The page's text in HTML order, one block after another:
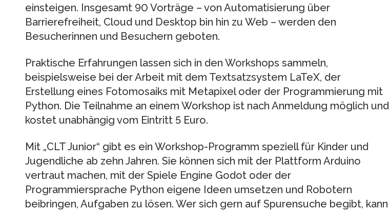
einsteigen. Insgesamt 90 Vorträge – von Automatisierung über
Barrierefreiheit, Cloud und Desktop bin hin zu Web – werden den
Besucherinnen und Besuchern geboten.
Praktische Erfahrungen lassen sich in den Workshops sammeln,
beispielsweise bei der Arbeit mit dem Textsatzsystem LaTeX, der
Erstellung eines Fotomosaiks mit Metapixel oder der Programmierung mit
Python. Die Teilnahme an einem Workshop ist nach Anmeldung möglich und
kostet unabhängig vom Eintritt 5 Euro.
Mit „CLT Junior“ gibt es ein Workshop-Programm speziell für Kinder und
Jugendliche ab zehn Jahren. Sie können sich mit der Plattform Arduino
vertraut machen, mit der Spiele Engine Godot oder der
Programmiersprache Python eigene Ideen umsetzen und Robotern
beibringen, Aufgaben zu lösen. Wer sich gern auf Spurensuche begibt, kann